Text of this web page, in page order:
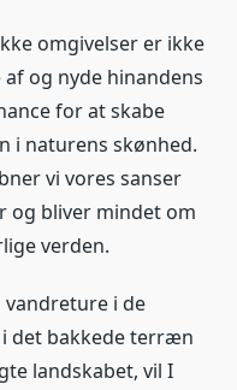
omgivelser er ikke
og nyde hinandens
for at skabe
i naturens skønhed.
vi vores sanser
og bliver mindet om
verden.
i de
det bakkede terræn
landskabet, vil I